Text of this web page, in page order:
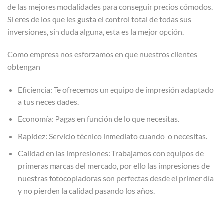
de las mejores modalidades para conseguir precios cómodos.
Si eres de los que les gusta el control total de todas sus
inversiones, sin duda alguna, esta es la mejor opción.
Como empresa nos esforzamos en que nuestros clientes
obtengan
Eficiencia: Te ofrecemos un equipo de impresión adaptado
a tus necesidades.
Economía: Pagas en función de lo que necesitas.
Rapidez: Servicio técnico inmediato cuando lo necesitas.
Calidad en las impresiones: Trabajamos con equipos de
primeras marcas del mercado, por ello las impresiones de
nuestras fotocopiadoras son perfectas desde el primer día
y no pierden la calidad pasando los años.